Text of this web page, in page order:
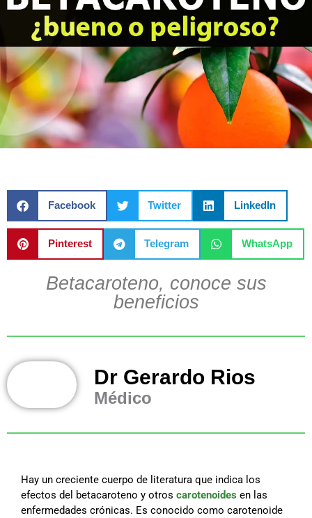
Facebook Twitter LinkedIn
Pinterest Telegram WhatsApp
Betacaroteno, conoce sus
beneficios
Dr Gerardo Rios
Médico
Hay un creciente cuerpo de literatura que indica los
efectos del betacaroteno y otros carotenoides en las
enfermedades crónicas. Es conocido como carotenoide